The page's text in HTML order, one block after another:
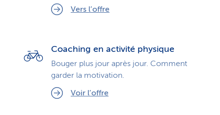
Vers l’offre
Coaching en activité physique
Bouger plus jour après jour. Comment
garder la motivation.
Voir l’offre